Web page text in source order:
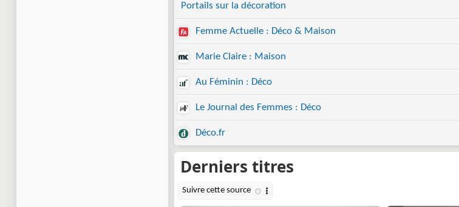
Portails sur la décoration
Femme Actuelle : Déco & Maison
Marie Claire : Maison
Au Féminin : Déco
Le Journal des Femmes : Déco
Déco.fr